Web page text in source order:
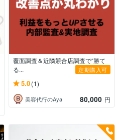
覆面調査＆近隣競合店調査で“勝て
る...
定期購入可
5.0(1)
美容代行のAya 80,000 円